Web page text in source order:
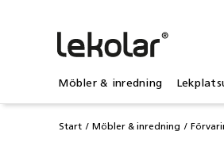
Möbler & inredning
Start Möbler & inredning